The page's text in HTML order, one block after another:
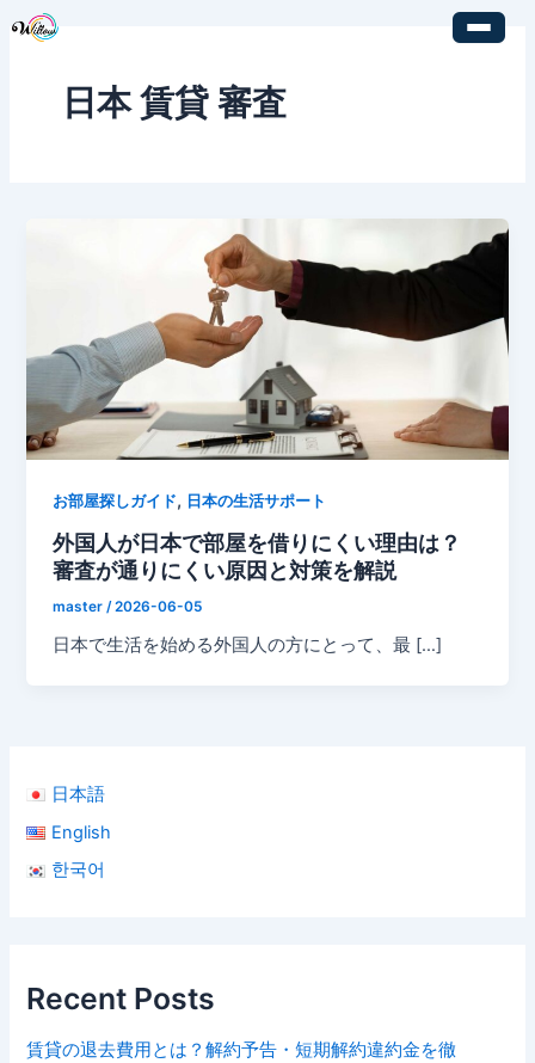
日本語
English
한국어
Recent Posts
賃貸の退去費用とは？解約予告・短期解約違約金を徹
日本 賃貸 審査
お部屋探しガイド, 日本の生活サポート
外国人が日本で部屋を借りにくい理由は？
審査が通りにくい原因と対策を解説
master /2026-06-05
日本で生活を始める外国人の方にとって、最 […]